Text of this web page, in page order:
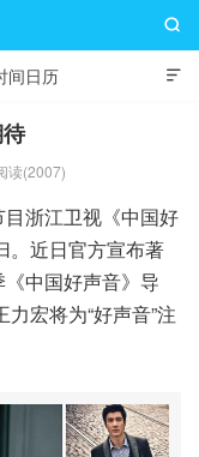

间日历

读(2007)
浙江卫视《中国好
。近日官方宣布著
中国好声音》导
宏将为“好声音”注